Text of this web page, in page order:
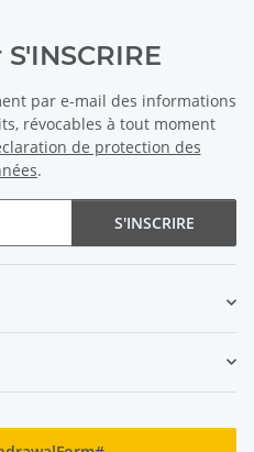
par e-mail des informations
révocables à tout moment
de protection des
.
S'INSCRIRE